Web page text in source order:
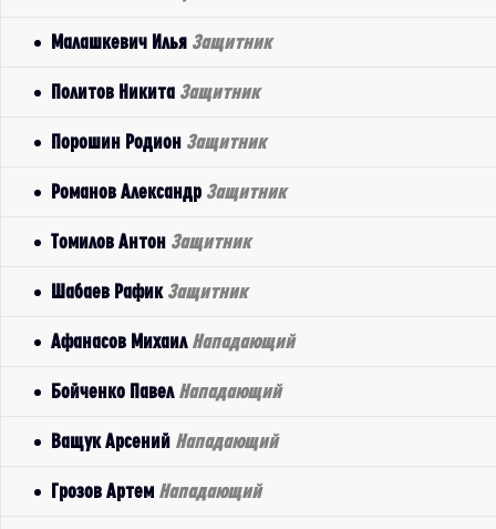
Малашкевич Илья Защитник
Политов Никита Защитник
Порошин Родион Защитник
Романов Александр Защитник
Томилов Антон Защитник
Шабаев Рафик Защитник
Афанасов Михаил Нападающий
Бойченко Павел Нападающий
Ващук Арсений Нападающий
Грозов Артем Нападающий